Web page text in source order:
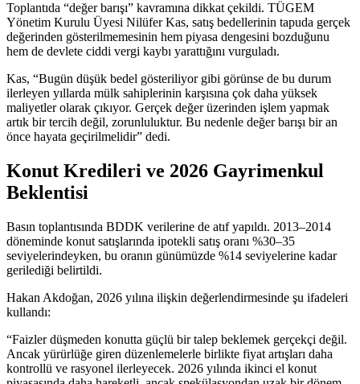
Toplantıda “değer barışı” kavramına dikkat çekildi. TÜGEM
Yönetim Kurulu Üyesi Nilüfer Kas, satış bedellerinin tapuda gerçek
değerinden gösterilmemesinin hem piyasa dengesini bozduğunu
hem de devlete ciddi vergi kaybı yarattığını vurguladı.
Kas, “Bugün düşük bedel gösteriliyor gibi görünse de bu durum
ilerleyen yıllarda mülk sahiplerinin karşısına çok daha yüksek
maliyetler olarak çıkıyor. Gerçek değer üzerinden işlem yapmak
artık bir tercih değil, zorunluluktur. Bu nedenle değer barışı bir an
önce hayata geçirilmelidir” dedi.
Konut Kredileri ve 2026 Gayrimenkul
Beklentisi
Basın toplantısında BDDK verilerine de atıf yapıldı. 2013–2014
döneminde konut satışlarında ipotekli satış oranı %30–35
seviyelerindeyken, bu oranın günümüzde %14 seviyelerine kadar
gerilediği belirtildi.
Hakan Akdoğan, 2026 yılına ilişkin değerlendirmesinde şu ifadeleri
kullandı:
“Faizler düşmeden konutta güçlü bir talep beklemek gerçekçi değil.
Ancak yürürlüğe giren düzenlemelerle birlikte fiyat artışları daha
kontrollü ve rasyonel ilerleyecek. 2026 yılında ikinci el konut